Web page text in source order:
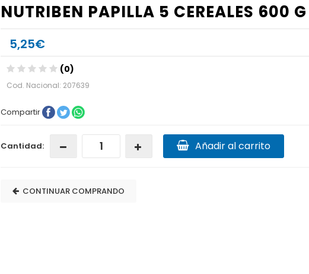
NUTRIBEN PAPILLA 5 CEREALES 600 G
5,25€
(0)
Cod. Nacional: 207639
Compartir
Cantidad: Añadir al carrito
CONTINUAR COMPRANDO